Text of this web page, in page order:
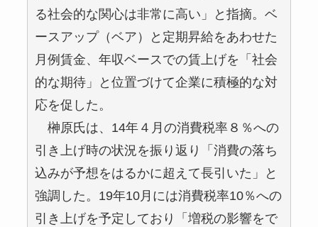
る社会的な関心は非常に高い」と指摘。ベ
ースアップ（ベア）と定期昇給をあわせた
月例賃金、年収ベースでの賃上げを「社会
的な期待」と位置づけて企業に積極的な対
応を促した。
榊原氏は、14年４月の消費税率８％への
引き上げ時の状況を振り返り「消費の落ち
込みが予想をはるかに超えて長引いた」と
強調した。19年10月には消費税率10％への
引き上げを予定しており「増税の影響をで